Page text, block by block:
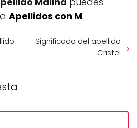
Apellidos con M.
Significado del apellido
Cristel